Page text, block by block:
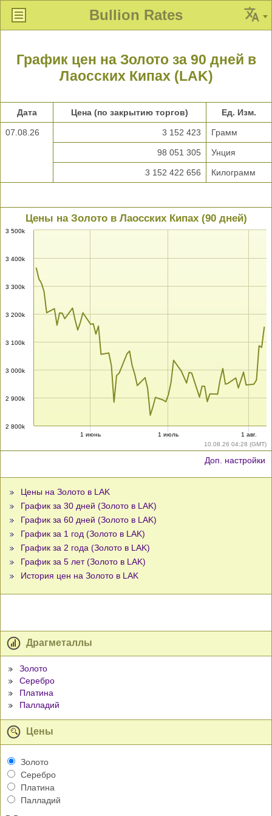
Bullion Rates
График цен на Золото за 90 дней в
Лаосских Кипах (LAK)
Дата Цена (по закрытию торгов) Ед. Изм.
07.08.26 3 152 423 Грамм
98 051 305 Унция
3 152 422 656 Килограмм
10.08.26 04:28 (GMT)
Цены на Золото в Лаосских Кипах (90 дней)
2 800k
2 900k
3 000k
3 100k
3 200k
3 300k
3 400k
3 500k
1 июнь 1 июль 1 авг.
Доп. настройки
Цены на Золото в LAK
График за 30 дней (Золото в LAK)
График за 60 дней (Золото в LAK)
График за 1 год (Золото в LAK)
График за 2 года (Золото в LAK)
График за 5 лет (Золото в LAK)
История цен на Золото в LAK
Драгметаллы
Золото
Серебро
Платина
Палладий
Цены
Золото
Серебро
Платина
Палладий